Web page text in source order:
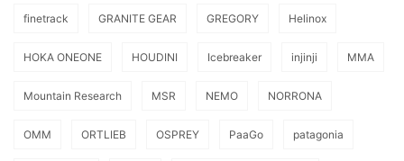
finetrack GRANITE GEAR GREGORY Helinox
HOKA ONEONE HOUDINI Icebreaker injinji MMA
Mountain Research MSR NEMO NORRONA
OMM ORTLIEB OSPREY PaaGo patagonia